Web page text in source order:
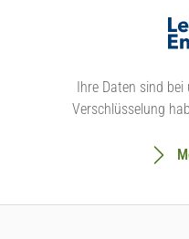
Ihre Daten sind bei
Verschlüsselung